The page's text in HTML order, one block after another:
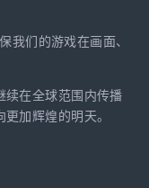
们的游戏在画面、
续在全球范围内传播
加辉煌的明天。